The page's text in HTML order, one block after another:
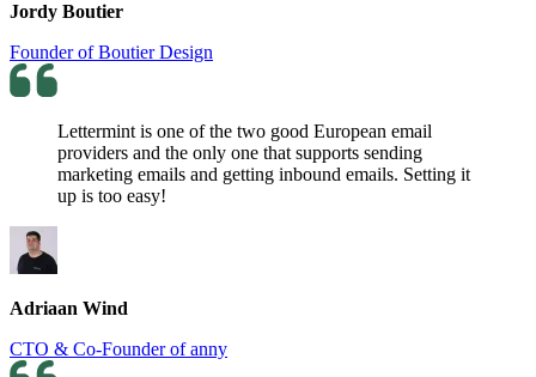
Jordy Boutier
Founder of Boutier Design
Lettermint is one of the two good European email
providers and the only one that supports sending
marketing emails and getting inbound emails. Setting it
up is too easy!
Adriaan Wind
CTO & Co-Founder of anny